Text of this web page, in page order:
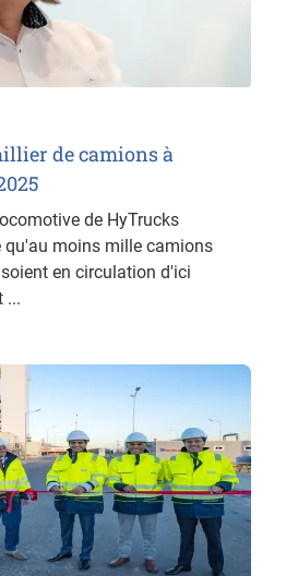
de camions à
de HyTrucks
qu'au moins mille camions
en circulation d'ici
...